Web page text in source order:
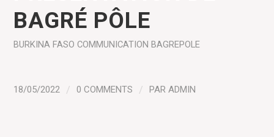
BAGRÉ PÔLE
BURKINA FASO COMMUNICATION BAGREPOLE
18/05/2022 / 0 COMMENTS / PARADMIN